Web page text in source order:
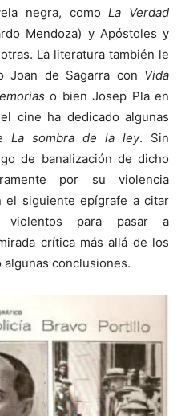
negra, comoLa Verdad
Mendoza) y Apóstoles y
La literatura también le
Joan de Sagarra con Vida
o bien Josep Pla en
cine ha dedicado algunas
La sombra de la ley. Sin
de banalización de dicho
por su violencia
el siguiente epígrafe a citar
violentos para pasar a
crítica más allá de los
algunas conclusiones.